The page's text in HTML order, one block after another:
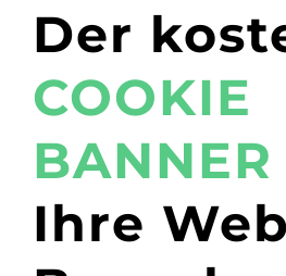
Der
COOKIE
BANNER
Ihre